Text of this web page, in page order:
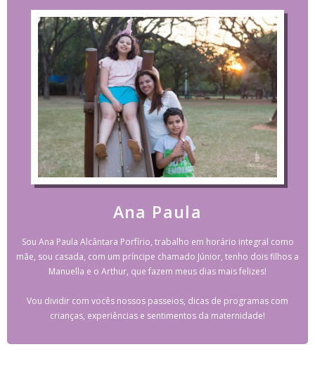
Ana Paula
Sou Ana Paula Alcântara Porfírio, trabalho em horário integral como
mãe, sou casada, com um príncipe chamado Júnior, tenho dois filhos a
Manuella e o Arthur, que fazem meus dias mais felizes!
Vou dividir com vocês nossos passeios, dicas de programas com
crianças, experiências e sentimentos da maternidade!